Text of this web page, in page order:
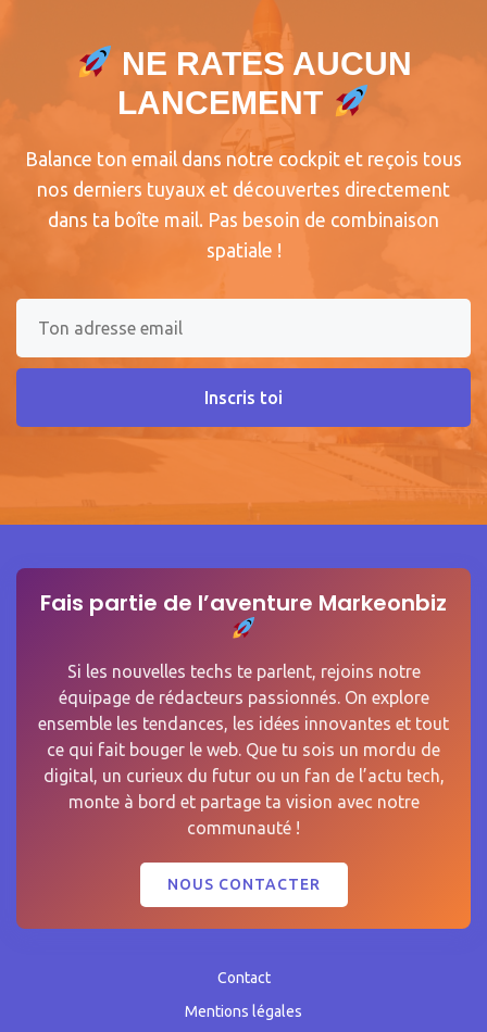
NE RATES AUCUN
LANCEMENT
Balance ton email dans notre cockpit et reçois tous
nos derniers tuyaux et découvertes directement
dans ta boîte mail. Pas besoin de combinaison
spatiale !
Inscris toi
Fais partie de l’aventure Markeonbiz
Si les nouvelles techs te parlent, rejoins notre
équipage de rédacteurs passionnés. On explore
ensemble les tendances, les idées innovantes et tout
ce qui fait bouger le web. Que tu sois un mordu de
digital, un curieux du futur ou un fan de l’actu tech,
monte à bord et partage ta vision avec notre
communauté !
NOUS CONTACTER
Contact
Mentions légales